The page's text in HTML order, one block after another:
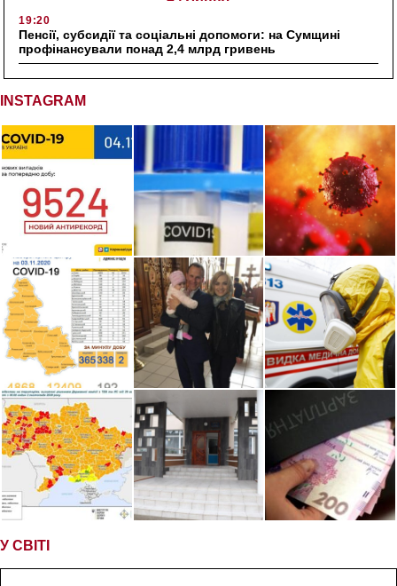
19:20
Пенсії, субсидії та соціальні допомоги: на Сумщині
профінансували понад 2,4 млрд гривень
INSTAGRAM
У СВІТІ